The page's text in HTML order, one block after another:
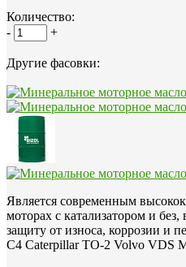
Количество:
-
+
Другие фасовки:
Является современным
моторах с катализатором и
защиту от износа, коррозии и
C4 Caterpillar TO-2 Volvo VDS